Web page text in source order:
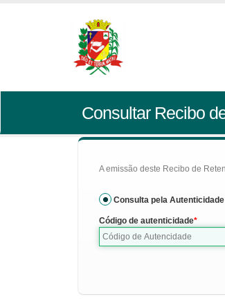
Consultar Recibo
A emissão deste Recibo de
Consulta pela Autenticidade
Código de autenticidade